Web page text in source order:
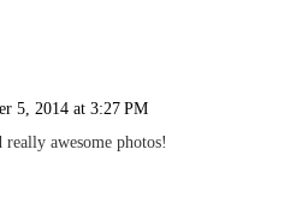
5, 2014 at 3:27 PM
awesome photos!